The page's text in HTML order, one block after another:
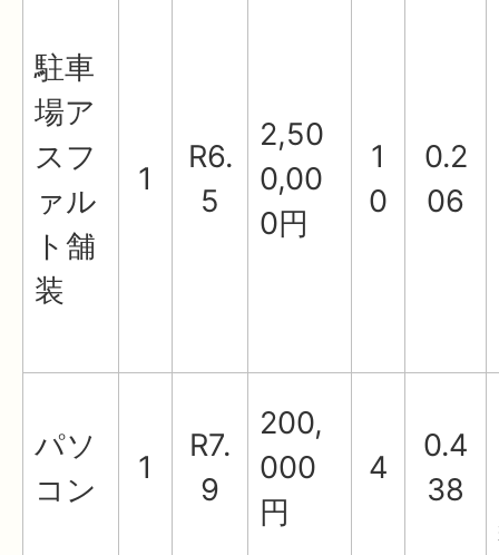
駐車
場ア
スフ
ァル
ト舗
装
1
R6.
5
2,50
0,00
0円
1
0
0.2
06
パソ
コン
1
R7.
9
200,
000
円
4
0.4
38